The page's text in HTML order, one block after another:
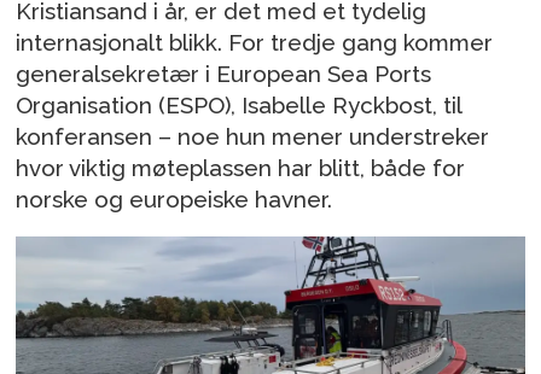
Kristiansand i år, er det med et tydelig
internasjonalt blikk. For tredje gang kommer
generalsekretær i European Sea Ports
Organisation (ESPO), Isabelle Ryckbost, til
konferansen – noe hun mener understreker
hvor viktig møteplassen har blitt, både for
norske og europeiske havner.